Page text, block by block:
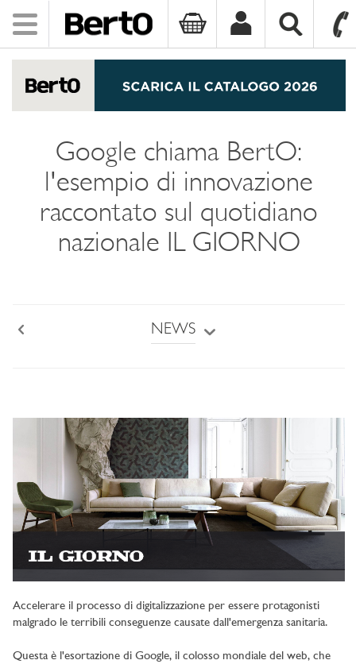
Toggle
navigation
Google chiama BertO:
l'esempio di innovazione
raccontato sul quotidiano
nazionale IL GIORNO
NEWS
Accelerare il processo di digitalizzazione per essere protagonisti
malgrado le terribili conseguenze causate dall'emergenza sanitaria.
Questa è l'esortazione di Google, il colosso mondiale del web, che